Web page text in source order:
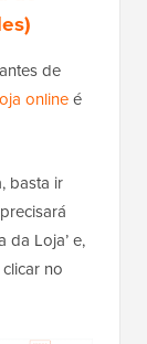
de
onlineé
basta ir
da Loja’ e,
no